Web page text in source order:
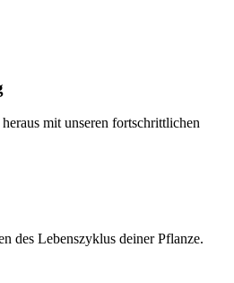
mit unseren fortschrittlichen
des Lebenszyklus deiner Pflanze.